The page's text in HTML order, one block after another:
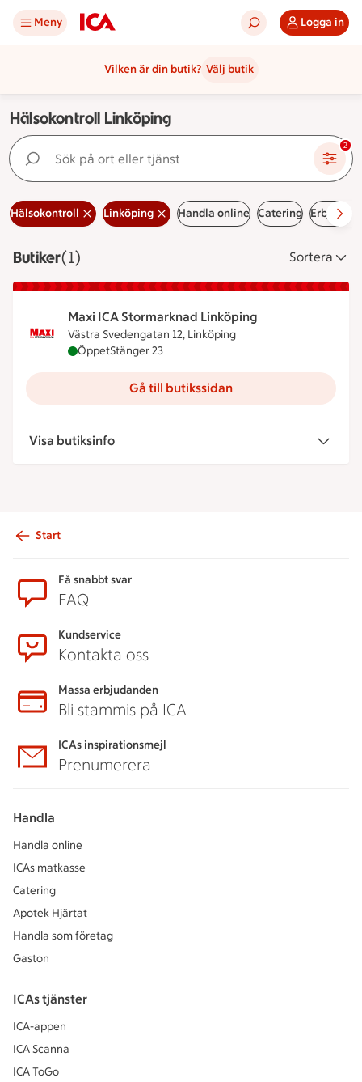
Meny Logga in
Vilken är din butik? Välj butik
Hälsokontroll Linköping
Sök på ort eller tjänst 2
Hälsokontroll Linköping Handla online Catering
ButikerVisar 1 stycken
(1) Sortera
Maxi ICA Stormarknad Linköping
Västra Svedengatan 12, Linköping
Maxi ICA Stormarknad Linköping är öppen nu,
ÖppetStänger 23
Gå till butikssidan
Visa butiksinfo
Start
Få snabbt svar
FAQ
Kundservice
Kontakta oss
Massa erbjudanden
Bli stammis på ICA
ICAs inspirationsmejl
Prenumerera
Handla
Handla online
ICAs matkasse
Catering
Apotek Hjärtat
Handla som företag
Gaston
ICAs tjänster
ICA-appen
ICA Scanna
ICA ToGo